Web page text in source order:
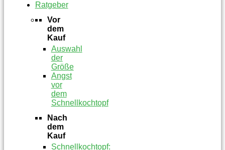
Ratgeber
Vor
dem
Kauf
Auswahl
der
Größe
Angst
vor
dem
Schnellkochtopf
Nach
dem
Kauf
Schnellkochtopf: